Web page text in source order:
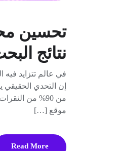
نتائج
في عالم تتزايد فيه
إن التحدي
موقع […]
Read More